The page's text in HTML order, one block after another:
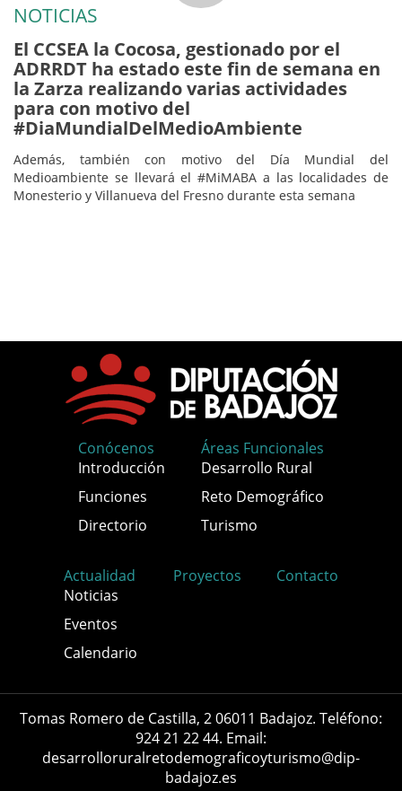
NOTICIAS
El CCSEA la Cocosa, gestionado por el
ADRRDT ha estado este fin de semana en
la Zarza realizando varias actividades
para con motivo del
#DiaMundialDelMedioAmbiente
Además, también con motivo del Día Mundial del
Medioambiente se llevará el #MiMABA a las localidades de
Monesterio y Villanueva del Fresno durante esta semana
Conócenos
Introducción
Funciones
Directorio
Áreas Funcionales
Desarrollo Rural
Reto Demográfico
Turismo
Actualidad
Noticias
Eventos
Calendario
Proyectos Contacto
Tomas Romero de Castilla, 2 06011 Badajoz. Teléfono:
924 21 22 44. Email:
desarrolloruralretodemograficoyturismo@dip-
badajoz.es